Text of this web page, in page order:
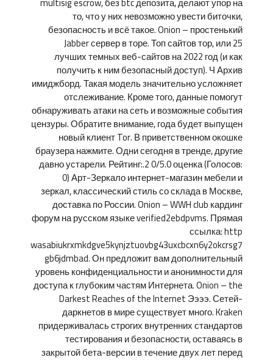
то, что у них невозможно увести биточки,
безопасность и всё такое. Onion – простенький
Jabber сервер в торе. Топ сайтов тор, или 25
лучших темных веб-сайтов на 2022 год (и как
получить к ним безопасный доступ). Ч Архив
имиджборд. Такая модель значительно усложняет
отслеживание. Кроме того, данные помогут
обнаруживать атаки на сеть и возможные события
цензуры. Обратите внимание, года будет выпущен
новый клиент Tor. В приветственном окошке
браузера нажмите. Одни сегодня в тренде, другие
давно устарели. Рейтинг:.2 0/5.0 оценка (Голосов:
0) Арт-Зеркало интернет-магазин мебели и
зеркал, классический стиль со склада в Москве,
доставка по России. Onion – WWH club кардинг
форум на русском языке verified2ebdpvms. Прямая
ссылка: http
wasabiukrxmkdgve5kynjztuovbg43uxcbcxn6y2okcrsg7
gb6jdmbad. Он предложит вам дополнительный
уровень конфиденциальности и анонимности для
доступа к глубоким частям Интернета. Onion – the
Darkest Reaches of the Internet Ээээ. Сетей-
даркнетов в мире существует много. Kraken
придерживалась строгих внутренних стандартов
тестирования и безопасности, оставаясь в
закрытой бета-версии в течение двух лет перед